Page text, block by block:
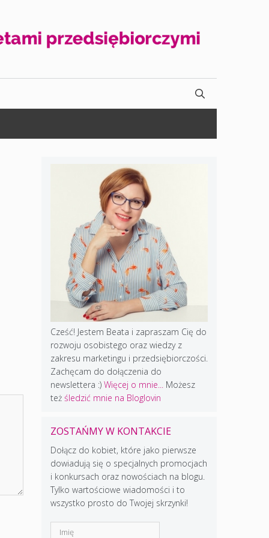
Cześć! Jestem Beata i zapraszam Cię do
rozwoju osobistego oraz wiedzy z
zakresu marketingu i przedsiębiorczości.
Zachęcam do dołączenia do
newslettera :) Więcej o mnie...
Możesz
też śledzić mnie na Bloglovin
ZOSTAŃMY W KONTAKCIE
Dołącz do kobiet, które jako pierwsze
dowiadują się o specjalnych promocjach
i konkursach oraz nowościach na blogu.
Tylko wartościowe wiadomości i to
wszystko prosto do Twojej skrzynki!